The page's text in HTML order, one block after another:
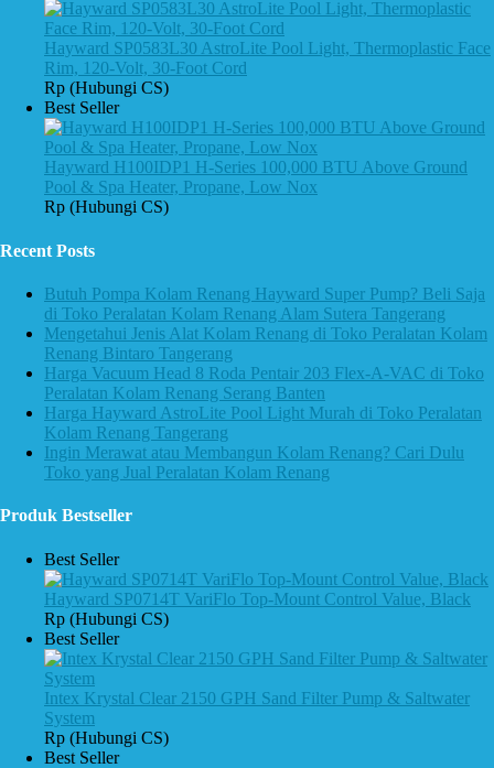
Hayward SP0583L30 AstroLite Pool Light, Thermoplastic Face
Rim, 120-Volt, 30-Foot Cord
Rp (Hubungi CS)
Best Seller
Hayward H100IDP1 H-Series 100,000 BTU Above Ground
Pool & Spa Heater, Propane, Low Nox
Rp (Hubungi CS)
Recent Posts
Butuh Pompa Kolam Renang Hayward Super Pump? Beli Saja
di Toko Peralatan Kolam Renang Alam Sutera Tangerang
Mengetahui Jenis Alat Kolam Renang di Toko Peralatan Kolam
Renang Bintaro Tangerang
Harga Vacuum Head 8 Roda Pentair 203 Flex-A-VAC di Toko
Peralatan Kolam Renang Serang Banten
Harga Hayward AstroLite Pool Light Murah di Toko Peralatan
Kolam Renang Tangerang
Ingin Merawat atau Membangun Kolam Renang? Cari Dulu
Toko yang Jual Peralatan Kolam Renang
Produk Bestseller
Best Seller
Hayward SP0714T VariFlo Top-Mount Control Value, Black
Rp (Hubungi CS)
Best Seller
Intex Krystal Clear 2150 GPH Sand Filter Pump & Saltwater
System
Rp (Hubungi CS)
Best Seller